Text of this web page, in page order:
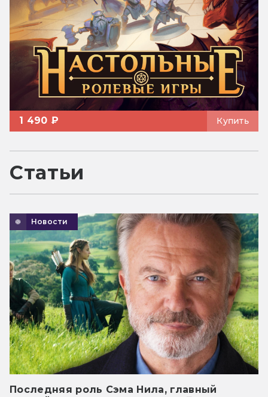
1 490 ₽ Купить
Статьи
Новости
Последняя роль Сэма Нила, главный